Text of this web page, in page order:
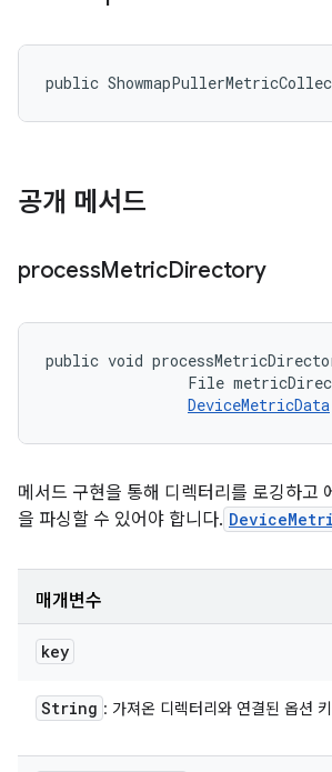
public
공개 메서드
processMetricDirectory
public void
File
DeviceMetricData
메서드 구현을 통해 디렉터리를 로깅하고
을 파싱할 수 있어야 합니다.
매개변수
key
String : 가져온 디렉터리와 연결된 옵션